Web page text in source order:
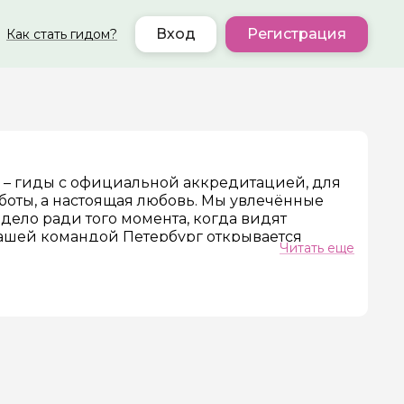
Как стать гидом? Вход Регистрация
гиды с официальной аккредитацией, для
а настоящая любовь. Мы увлечённые
ради того момента, когда видят
командой Петербург открывается
каждая экскурсия — не просто любимая
любовью к городу.
Читать еще
телефона